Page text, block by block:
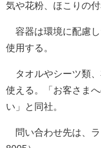
気や花粉、ほこりの付
容器は環境に配慮し
使用する。
タオルやシーツ類、
使える。「お客さま
い」と同社。
問い合わせ先は、ラ